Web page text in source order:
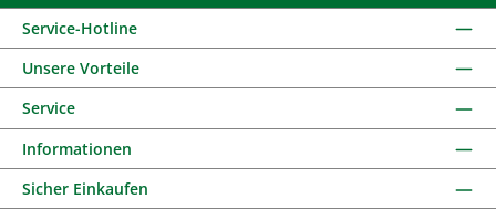
Service-Hotline
Unsere Vorteile
Service
Informationen
Sicher Einkaufen